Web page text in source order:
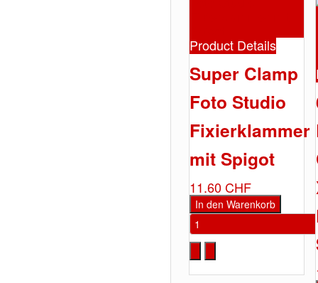
Product Details
Super Clamp
Foto Studio
Fixierklammer
mit Spigot
11.60 CHF